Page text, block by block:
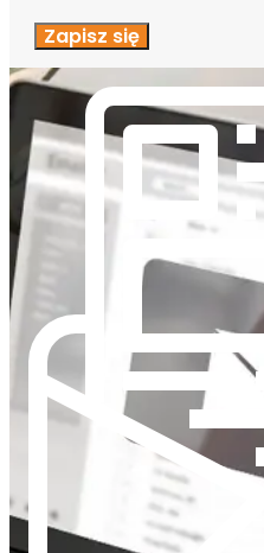
Zapisz się